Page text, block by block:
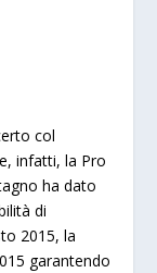
col
infatti, la Pro
ha dato
di
2015, la
garantendo